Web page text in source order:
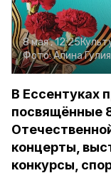
8 мая , 12:25
Фото:Алина
В Ессентуках
посвящённые
концерты,
конкурсы,